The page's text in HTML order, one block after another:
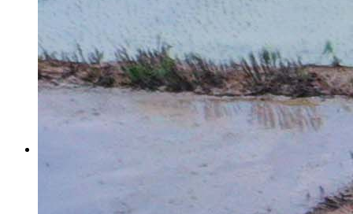
新县：学雷锋践初心 敬老情暖人心